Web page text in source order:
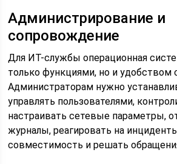
Администрирование и
сопровождение
Для ИТ-службы операционная
только функциями, но и удобством
Администраторам нужно
управлять пользователями,
настраивать сетевые параметры,
журналы, реагировать на
совместимость и решать